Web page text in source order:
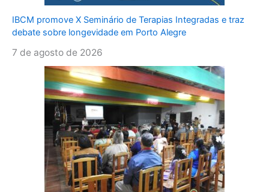
IBCM promove X Seminário de Terapias Integradas e traz
debate sobre longevidade em Porto Alegre
7 de agosto de 2026